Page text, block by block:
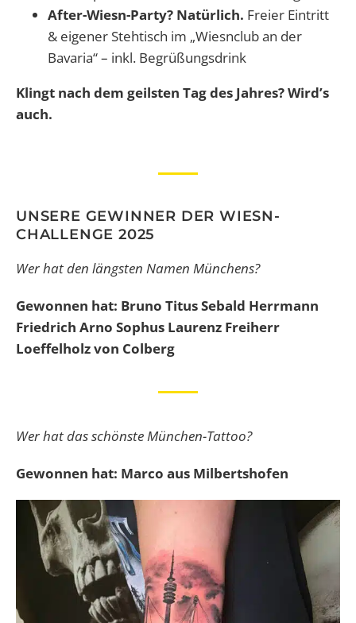
After-Wiesn-Party? Natürlich. Freier Eintritt
& eigener Stehtisch im „Wiesnclub an der
Bavaria“ – inkl. Begrüßungsdrink
Klingt nach dem geilsten Tag des Jahres? Wird’s
auch.
UNSERE GEWINNER DER WIESN-
CHALLENGE 2025
Wer hat den längsten Namen Münchens?
Gewonnen hat: Bruno Titus Sebald Herrmann
Friedrich Arno Sophus Laurenz Freiherr
Loeffelholz von Colberg
Wer hat das schönste München-Tattoo?
Gewonnen hat: Marco aus Milbertshofen